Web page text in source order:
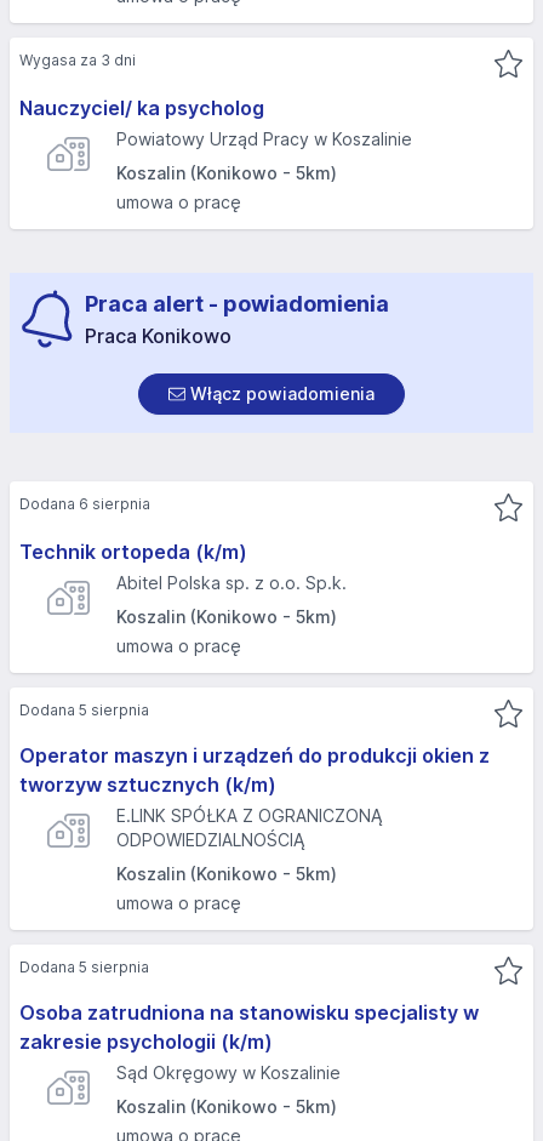
Nauczyciel/ ka psycholog
Powiatowy Urząd Pracy w Koszalinie
Koszalin (Konikowo - 5km)
umowa o pracę
Wygasa za 3 dni
Praca alert - powiadomienia
Praca Konikowo
Włącz powiadomienia
Technik ortopeda (k/m)
Abitel Polska sp. z o.o. Sp.k.
Koszalin (Konikowo - 5km)
umowa o pracę
Dodana 6 sierpnia
Operator maszyn i urządzeń do produkcji okien z
tworzyw sztucznych (k/m)
E.LINK SPÓŁKA Z OGRANICZONĄ
ODPOWIEDZIALNOŚCIĄ
Koszalin (Konikowo - 5km)
umowa o pracę
Dodana 5 sierpnia
Osoba zatrudniona na stanowisku specjalisty w
zakresie psychologii (k/m)
Sąd Okręgowy w Koszalinie
Koszalin (Konikowo - 5km)
umowa o pracę
Dodana 5 sierpnia